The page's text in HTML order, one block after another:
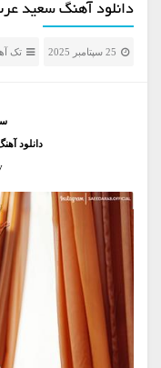
دانلود آهنگ سعید
25 سپتامبر 2025 تک
دانلود